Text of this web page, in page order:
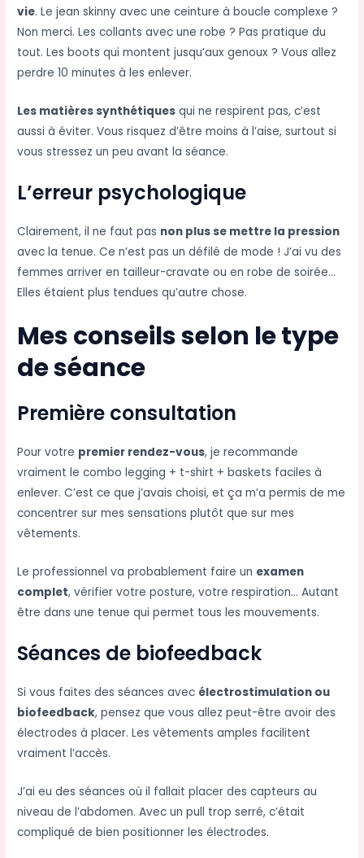
vie. Le jean skinny avec une ceinture à boucle complexe ?
Non merci. Les collants avec une robe ? Pas pratique du
tout. Les boots qui montent jusqu’aux genoux ? Vous allez
perdre 10 minutes à les enlever.
Les matières synthétiques qui ne respirent pas, c’est
aussi à éviter. Vous risquez d’être moins à l’aise, surtout si
vous stressez un peu avant la séance.
L’erreur psychologique
Clairement, il ne faut pas non plus se mettre la pression
avec la tenue. Ce n’est pas un défilé de mode ! J’ai vu des
femmes arriver en tailleur-cravate ou en robe de soirée…
Elles étaient plus tendues qu’autre chose.
Mes conseils selon le type
de séance
Première consultation
Pour votre premier rendez-vous, je recommande
vraiment le combo legging + t-shirt + baskets faciles à
enlever. C’est ce que j’avais choisi, et ça m’a permis de me
concentrer sur mes sensations plutôt que sur mes
vêtements.
Le professionnel va probablement faire un examen
complet, vérifier votre posture, votre respiration… Autant
être dans une tenue qui permet tous les mouvements.
Séances de biofeedback
Si vous faites des séances avec électrostimulation ou
biofeedback, pensez que vous allez peut-être avoir des
électrodes à placer. Les vêtements amples facilitent
vraiment l’accès.
J’ai eu des séances où il fallait placer des capteurs au
niveau de l’abdomen. Avec un pull trop serré, c’était
compliqué de bien positionner les électrodes.